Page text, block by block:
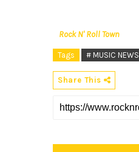
Rock N' Roll Town
Tags # MUSIC NEWS
Share This